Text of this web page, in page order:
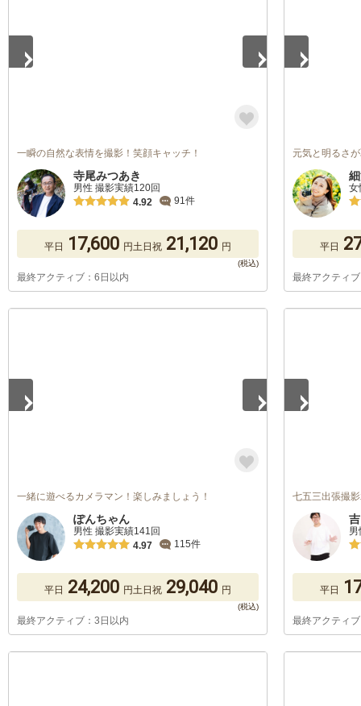
一瞬の自然な表情を撮影！笑顔キャッチ！
寺尾みつあき
男性 撮影実績120回
4.92
91件
平日 17,600 円土日祝 21,120 円
最終アクティブ：6日以内
元気と明るさ
女
平日
最終アクティ
一緒に遊べるカメラマン！楽しみましょう！
ぽんちゃん
男性 撮影実績141回
4.97
115件
平日 24,200 円土日祝 29,040 円
最終アクティブ：3日以内
七五三出張撮
平日
最終アクティ